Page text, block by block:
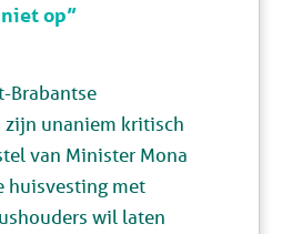
op”
Brabantse
unaniem kritisch
van Minister Mona
huisvesting met
wil laten